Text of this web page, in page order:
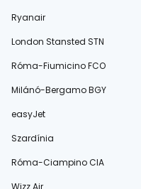
Ryanair
London Stansted STN
Róma-Fiumicino FCO
Milánó-Bergamo BGY
easyJet
Szardínia
Róma-Ciampino CIA
Wizz Air